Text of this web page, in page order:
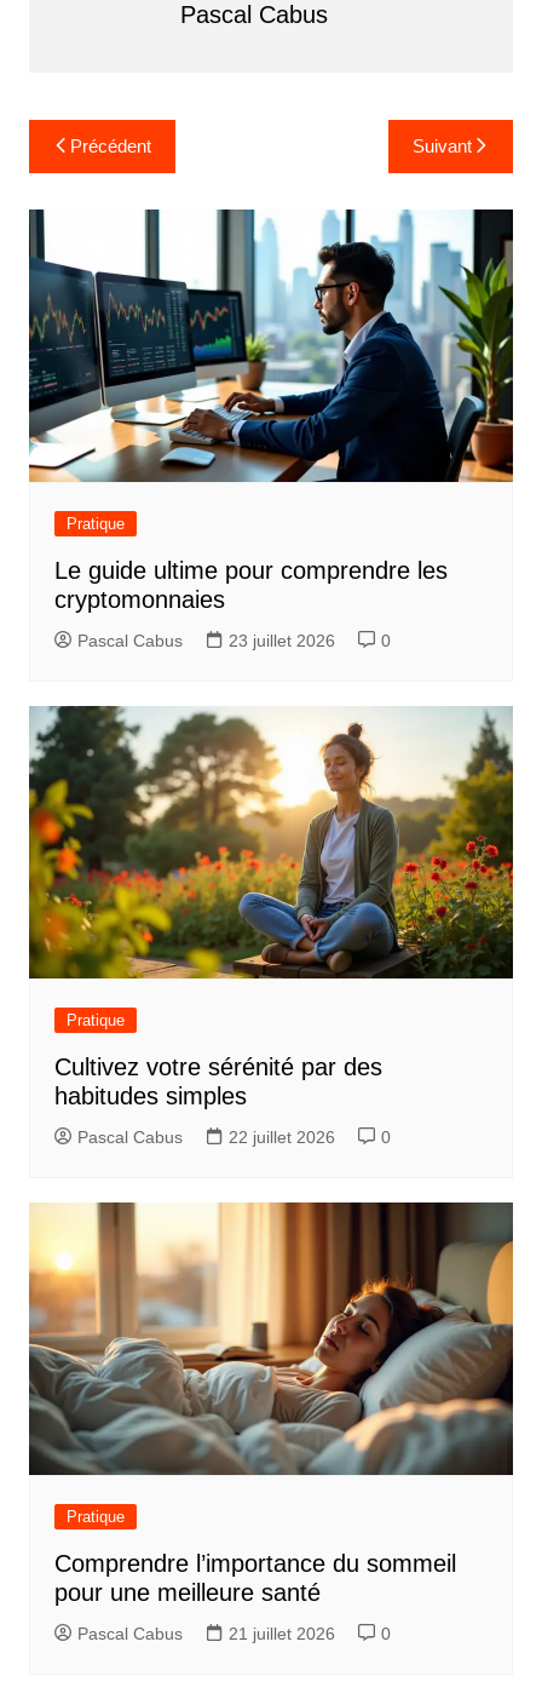
Pascal Cabus
a
v
i
g
a
t
i
o
n
r
t
i
c
l
e
Précédent Suivant
Pratique
Le guide ultime pour comprendre les
cryptomonnaies
Pascal Cabus 23 juillet 2026 0
Pratique
Cultivez votre sérénité par des
habitudes simples
Pascal Cabus 22 juillet 2026 0
Pratique
Comprendre l’importance du sommeil
pour une meilleure santé
Pascal Cabus 21 juillet 2026 0